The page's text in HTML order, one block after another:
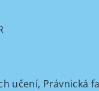
učení, Právnická